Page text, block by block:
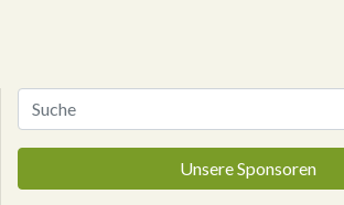
Unsere Sponsoren